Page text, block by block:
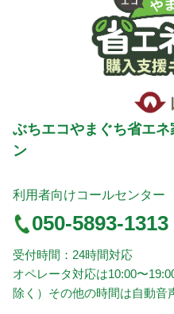
ぶちエコやまぐち省エ
ン
利用者向けコールセンター
050-5893-1313
受付時間：24時間対応
オペレータ対応は10:00〜
除く）その他の時間は自動音